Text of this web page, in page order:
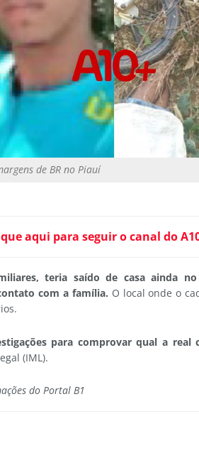
de BR no Piauí
aqui para seguir o canal do
teria saído de casa ainda
com a família. O local onde o
para comprovar qual a real
(IML).
do Portal B1